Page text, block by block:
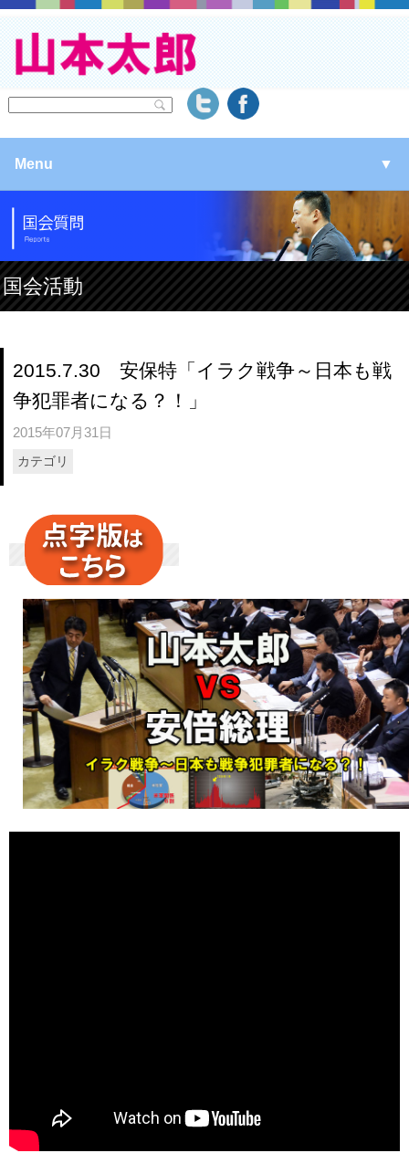
Menu ▼
▼
▼
▼
国会活動
2015.7.30 安保特「イラク戦争～日本も戦
争犯罪者になる？！」
2015年07月31日
カテゴリ